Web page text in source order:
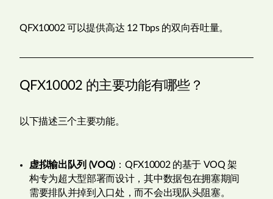
QFX10002 可以提供高达 12 Tbps 的双向吞吐量。
QFX10002 的主要功能有哪些？
以下描述三个主要功能。
虚拟输出队列 (VOQ) ：QFX10002 的基于 VOQ 架
构专为超大型部署而设计，其中数据包在拥塞期间
需要排队并掉到入口处，而不会出现队头阻塞。